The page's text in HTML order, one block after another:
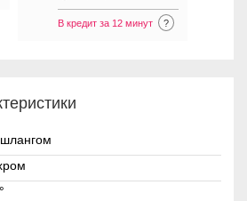
В кредит за 12 минут ?